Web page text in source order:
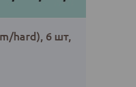
hard), 6 шт,